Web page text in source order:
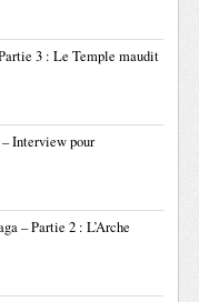
3 : Le Temple maudit
Interview pour
– Partie 2 : L’Arche